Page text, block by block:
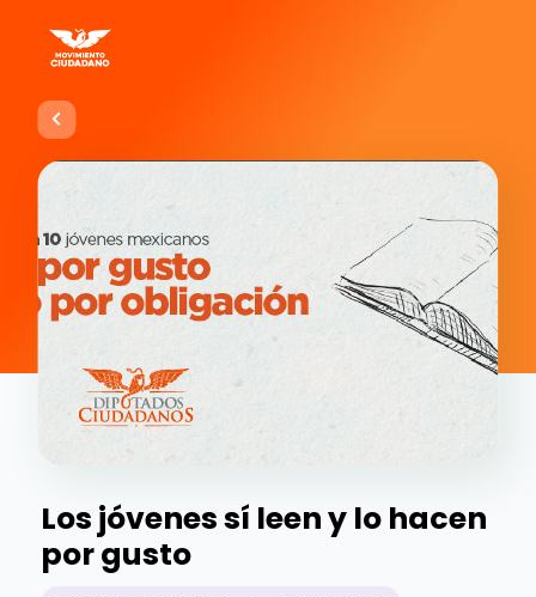
Los jóvenes sí leen y lo hacen
por gusto